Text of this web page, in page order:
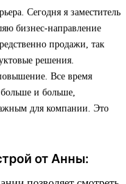
Сегодня я заместитель
бизнес-направление
продажи, так
решения.
Все время
и больше,
для компании. Это
от Анны: